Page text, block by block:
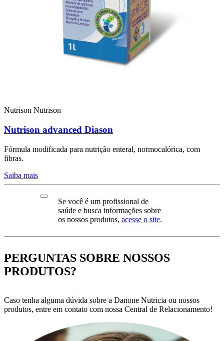
Nutrison Nutrison
Nutrison advanced Diason
Fórmula modificada para nutrição enteral, normocalórica, com
fibras.
Saiba mais
Se você é um profissional de
saúde e busca informações sobre
os nossos produtos, acesse o site.
PERGUNTAS SOBRE NOSSOS
PRODUTOS?
Caso tenha alguma dúvida sobre a Danone Nutricia ou nossos
produtos, entre em contato com nossa Central de Relacionamento!